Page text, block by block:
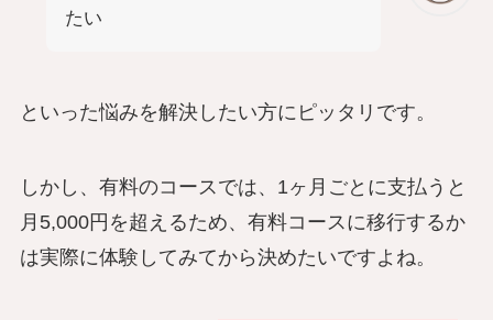
たい
といった悩みを解決したい方にピッタリです。
しかし、有料のコースでは、1ヶ月ごとに支払うと
月5,000円を超えるため、有料コースに移行するか
は実際に体験してみてから決めたいですよね。